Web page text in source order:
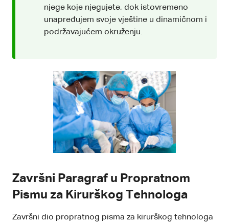
njege koje njegujete, dok istovremeno
unapređujem svoje vještine u dinamičnom i
podržavajućem okruženju.
Završni Paragraf u Propratnom
Pismu za Kirurškog Tehnologa
Završni dio propratnog pisma za kirurškog tehnologa